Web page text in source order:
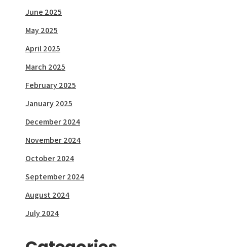
June 2025
May 2025
April 2025
March 2025
February 2025
January 2025
December 2024
November 2024
October 2024
September 2024
August 2024
July 2024